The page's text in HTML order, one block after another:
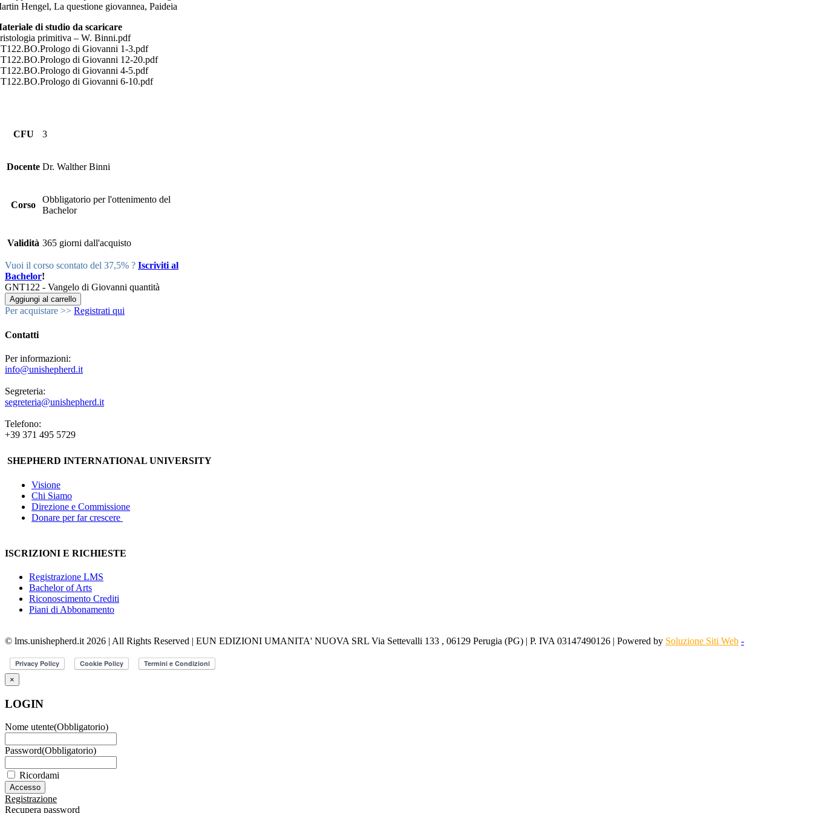
Hengel, La questione giovannea, Paideia
di studio da scaricare
primitiva – W. Binni.pdf
di Giovanni 1-3.pdf
di Giovanni 12-20.pdf
di Giovanni 4-5.pdf
di Giovanni 6-10.pdf
CFU 3
Docente Dr. Walther Binni
Corso
Obbligatorio per l'ottenimento del
Bachelor
Validità 365 giorni dall'acquisto
Vuoi il corso scontato del 37,5% ? Iscriviti al
Bachelor!
GNT122 - Vangelo di Giovanni quantità
Aggiungi al carrello
Per acquistare >> Registrati qui
Contatti
Per informazioni:
info@unishepherd.it
Segreteria:
segreteria@unishepherd.it
Telefono:
+39 371 495 5729
SHEPHERD INTERNATIONAL UNIVERSITY
Visione
Chi Siamo
Direzione e Commissione
Donare per far crescere
ISCRIZIONI E RICHIESTE
Registrazione LMS
Bachelor of Arts
Riconoscimento Crediti
Piani di Abbonamento
© lms.unishepherd.it 2026 | All Rights Reserved | EUN EDIZIONI UMANITA' NUOVA SRL Via Settevalli 133 , 06129 Perugia (PG) | P. IVA 03147490126 | Powered by Soluzione Siti Web -
×
LOGIN
Nome utente(Obbligatorio)
Password(Obbligatorio)
Ricordami
Registrazione
Recupera password